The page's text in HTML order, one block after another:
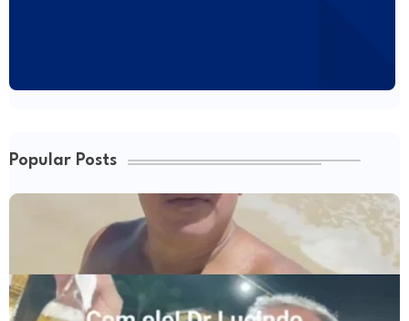
Popular Posts